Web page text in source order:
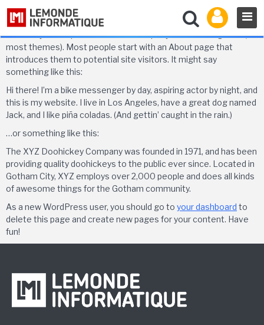
Sample Page
This is an example page. It’s different from a blog post because
it will stay in one place and will show up in your site navigation (in
most themes). Most people start with an About page that
introduces them to potential site visitors. It might say
something like this:
Hi there! I’m a bike messenger by day, aspiring actor by night, and
this is my website. I live in Los Angeles, have a great dog named
Jack, and I like piña coladas. (And gettin’ caught in the rain.)
…or something like this:
The XYZ Doohickey Company was founded in 1971, and has been
providing quality doohickeys to the public ever since. Located in
Gotham City, XYZ employs over 2,000 people and does all kinds
of awesome things for the Gotham community.
As a new WordPress user, you should go to your dashboard to
delete this page and create new pages for your content. Have
fun!